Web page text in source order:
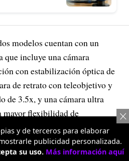
modelos cuentan con un
que incluye una cámara
con estabilización óptica de
de retrato con teleobjetivo y
de 3.5x, y una cámara ultra
mayor flexibilidad de
y de terceros para elaborar
publicidad personalizada.
su uso. Más información aquí